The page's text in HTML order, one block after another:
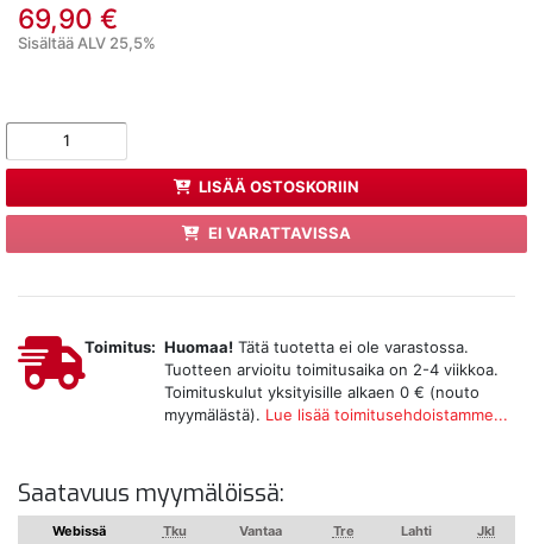
69,90 €
Sisältää ALV 25,5%
LISÄÄ OSTOSKORIIN
EI VARATTAVISSA
Toimitus: Huomaa! Tätä tuotetta ei ole varastossa.
Tuotteen arvioitu toimitusaika on 2-4 viikkoa.
Toimituskulut yksityisille alkaen 0 € (nouto
myymälästä). Lue lisää toimitusehdoistamme...
Saatavuus myymälöissä:
Webissä Tku Vantaa Tre Lahti Jkl